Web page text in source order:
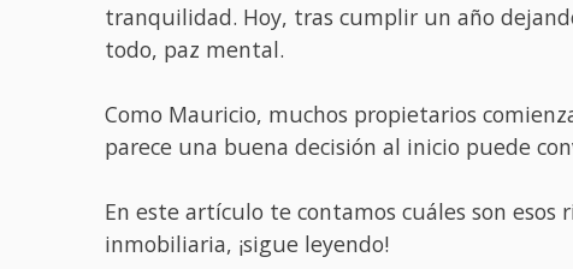
tranquilidad. Hoy, tras cumplir un año
todo, paz mental.
Como Mauricio, muchos propietarios
parece una buena decisión al inicio puede
En este artículo te contamos cuáles son
inmobiliaria, ¡sigue leyendo!